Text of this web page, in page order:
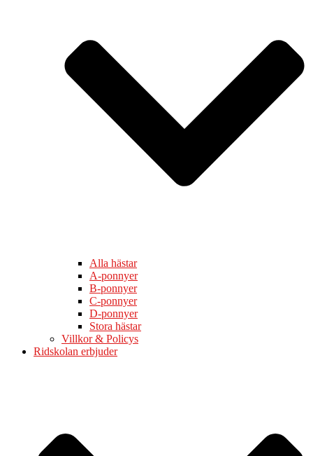
Alla hästar
A-ponnyer
B-ponnyer
C-ponnyer
D-ponnyer
Stora hästar
Villkor & Policys
Ridskolan erbjuder